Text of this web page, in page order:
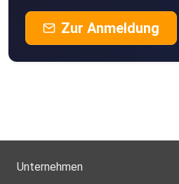
Zur Anmeldung
Unternehmen